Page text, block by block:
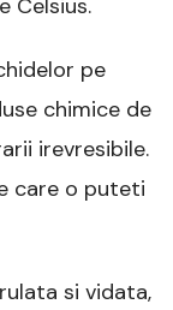
Celsius.
pe
chimice de
irevresibile.
care o puteti
si vidata,